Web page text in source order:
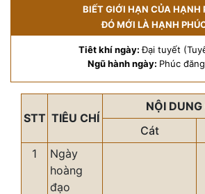
BIẾT GIỚI HẠN CỦA HẠNH
ĐÓ MỚI LÀ HẠNH
Tiêt khí ngày:Đại tuyết
Ngũ hành ngày: Phúc
STT TIÊU CHÍ
NỘI
Cát
1
Ngày
hoàng
đạo